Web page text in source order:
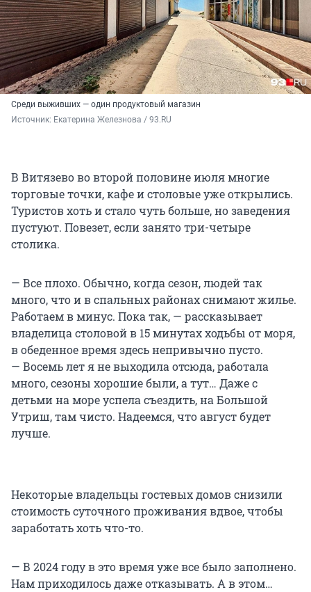
Среди выживших — один продуктовый магазин
Источник: Екатерина Железнова / 93.RU
В Витязево во второй половине июля многие
торговые точки, кафе и столовые уже открылись.
Туристов хоть и стало чуть больше, но заведения
пустуют. Повезет, если занято три-четыре
столика.
— Все плохо. Обычно, когда сезон, людей так
много, что и в спальных районах снимают жилье.
Работаем в минус. Пока так, — рассказывает
владелица столовой в 15 минутах ходьбы от моря,
в обеденное время здесь непривычно пусто.
— Восемь лет я не выходила отсюда, работала
много, сезоны хорошие были, а тут… Даже с
детьми на море успела съездить, на Большой
Утриш, там чисто. Надеемся, что август будет
лучше.
Некоторые владельцы гостевых домов снизили
стоимость суточного проживания вдвое, чтобы
заработать хоть что-то.
— В 2024 году в это время уже все было заполнено.
Нам приходилось даже отказывать. А в этом…